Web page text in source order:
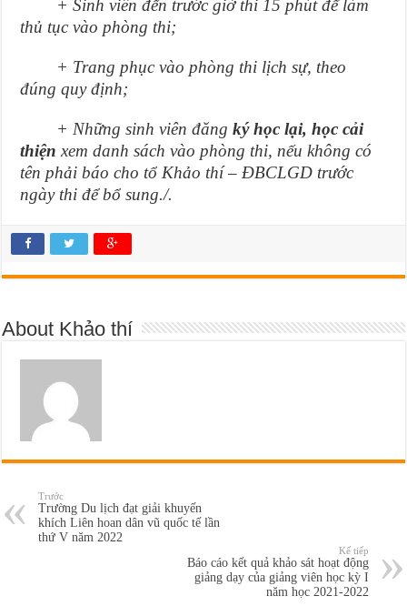
+ Sinh viên đến trước giờ thi 15 phút để làm
thủ tục vào phòng thi;
+ Trang phục vào phòng thi lịch sự, theo
đúng quy định;
+ Những sinh viên đăngký học lại, học cải
thiện xem danh sách vào phòng thi, nếu không có
tên phải báo cho tổ Khảo thí – ĐBCLGD trước
ngày thi để bổ sung./.
About Khảo thí
Trước
Trường Du lịch đạt giải khuyến
khích Liên hoan dân vũ quốc tế lần
thứ V năm 2022
Kế tiếp
Báo cáo kết quả khảo sát hoạt động
giảng dạy của giảng viên học kỳ I
năm học 2021-2022